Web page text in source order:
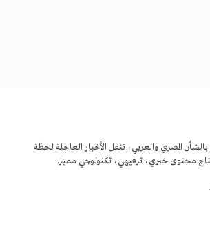
المصري والعربي، تنقل الأخبار العاجلة لحظة
محتوى خبري، ترفيهي، تكنولوجي مميز.